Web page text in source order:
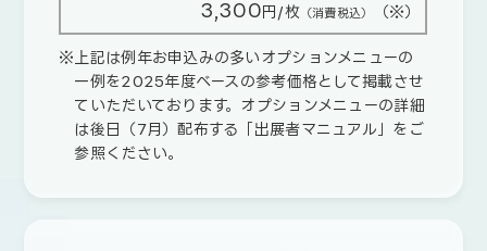
3,300 円/枚 （消費税込） （※）
上記は例年お申込みの多いオプションメニューの
一例を2025年度ベースの参考価格として掲載させ
ていただいております。オプションメニューの詳細
は後日（7月）配布する「出展者マニュアル」をご
参照ください。